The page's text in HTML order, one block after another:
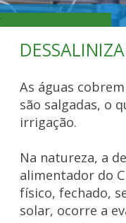
As águas
são salgadas, o
irrigação.
Na natureza, a
alimentador do
físico, fechado,
solar, ocorre a